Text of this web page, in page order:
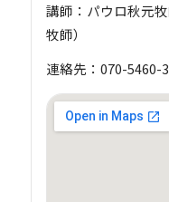
講師：パウロ秋元
牧師）
連絡先：070-5460-